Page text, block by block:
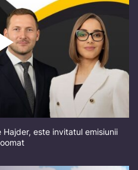
este invitatul emisiunii